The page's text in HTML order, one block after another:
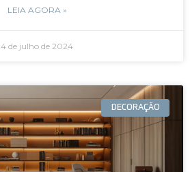
LEIA AGORA »
4 de julho de 2024
DECORAÇÃO